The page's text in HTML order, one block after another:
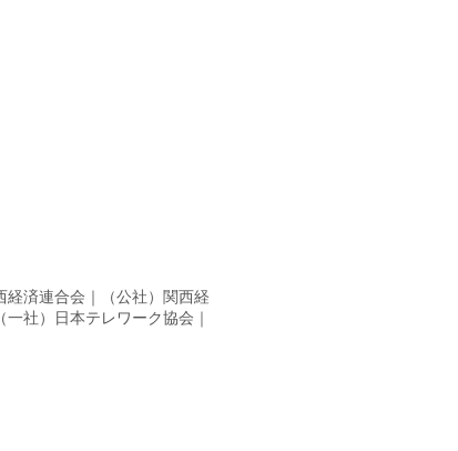
済連合会｜（公社）関西経
社）日本テレワーク協会｜